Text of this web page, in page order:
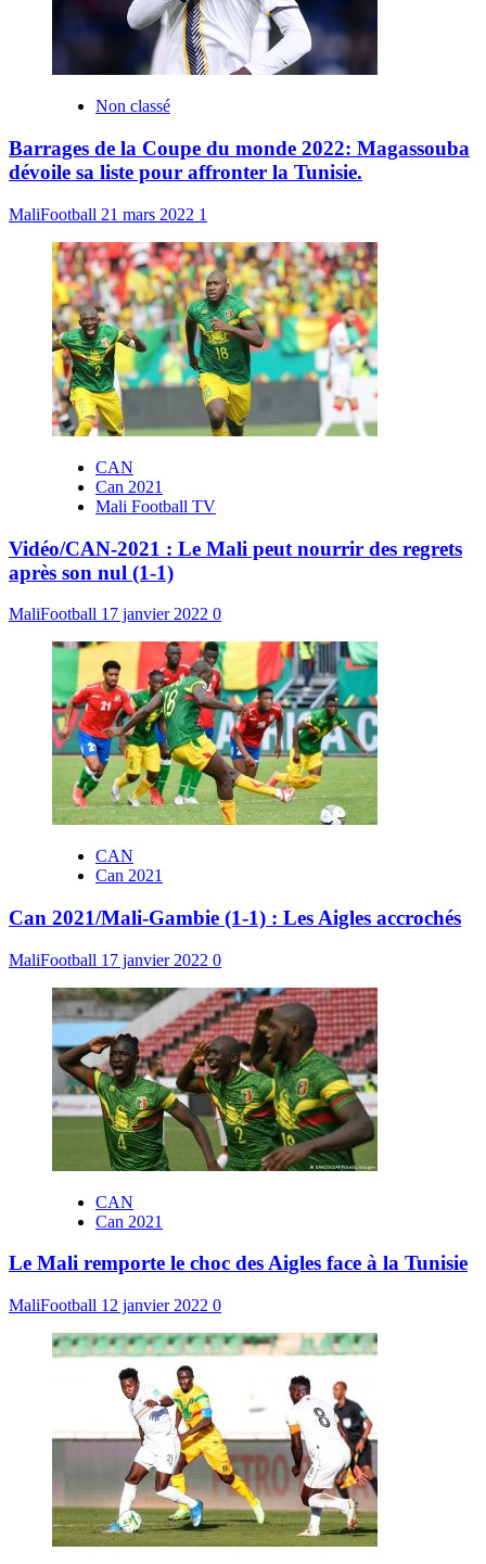
Non classé
Barrages de la Coupe du monde 2022: Magassouba
dévoile sa liste pour affronter la Tunisie.
MaliFootball 21 mars 2022 1
CAN
Can 2021
Mali Football TV
Vidéo/CAN-2021 : Le Mali peut nourrir des regrets
après son nul (1-1)
MaliFootball 17 janvier 2022 0
CAN
Can 2021
Can 2021/Mali-Gambie (1-1) : Les Aigles accrochés
MaliFootball 17 janvier 2022 0
CAN
Can 2021
Le Mali remporte le choc des Aigles face à la Tunisie
MaliFootball 12 janvier 2022 0